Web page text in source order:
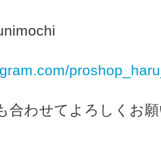
合わせてよろしくお